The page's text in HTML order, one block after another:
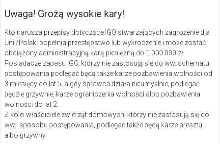
Uwaga! Grożą wysokie kary!
Kto narusza przepisy dotyczące IGO stwarzających zagrożenie dla
Unii/Polski popełnia przestępstwo lub wykroczenie i może zostać
obciążony administracyjną karą pieniężną do 1 000 000 zł.
Posiadacze zapasu IGO, którzy nie zastosują się do ww. schematu
postępowania podlegać będą także karze pozbawienia wolności od
3 miesięcy do lat 5, a gdy sprawca działa nieumyślnie, podlegać
będzie grzywnie, karze ograniczenia wolności albo pozbawienia
wolności do lat 2.
Z kolei właściciele zwierząt domowych, którzy nie zastosują się do
ww. sposobu postępowania, podlegać także będą karze aresztu
albo grzywny.